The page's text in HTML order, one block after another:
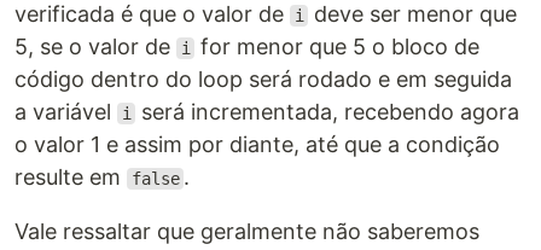
verificada é que o valor de
i
deve ser menor que
5, se o valor de
i
for menor que 5 o bloco de
código dentro do loop será rodado e em seguida
a variável
i
será incrementada, recebendo agora
o valor 1 e assim por diante, até que a condição
resulte em
false .
Vale ressaltar que geralmente não saberemos